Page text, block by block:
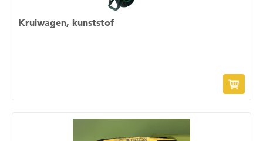
Kruiwagen, kunststof
Om gereedschap te kunnen lenen moet je eerst